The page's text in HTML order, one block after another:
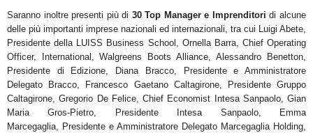
Saranno inoltre presenti più di 30 Top Manager e Imprenditori di alcune
delle più importanti imprese nazionali ed internazionali, tra cui Luigi Abete,
Presidente della LUISS Business School, Ornella Barra, Chief Operating
Officer, International, Walgreens Boots Alliance, Alessandro Benetton,
Presidente di Edizione,
Diana Bracco,
Presidente e Amministratore
Delegato Bracco,
Francesco Gaetano Caltagirone, PresidenteGruppo
Caltagirone, Gregorio De Felice, Chief Economist Intesa Sanpaolo, Gian
Maria Gros-Pietro, Presidente Intesa Sanpaolo,
Emma
Marcegaglia, Presidente e Amministratore Delegato Marcegaglia Holding,